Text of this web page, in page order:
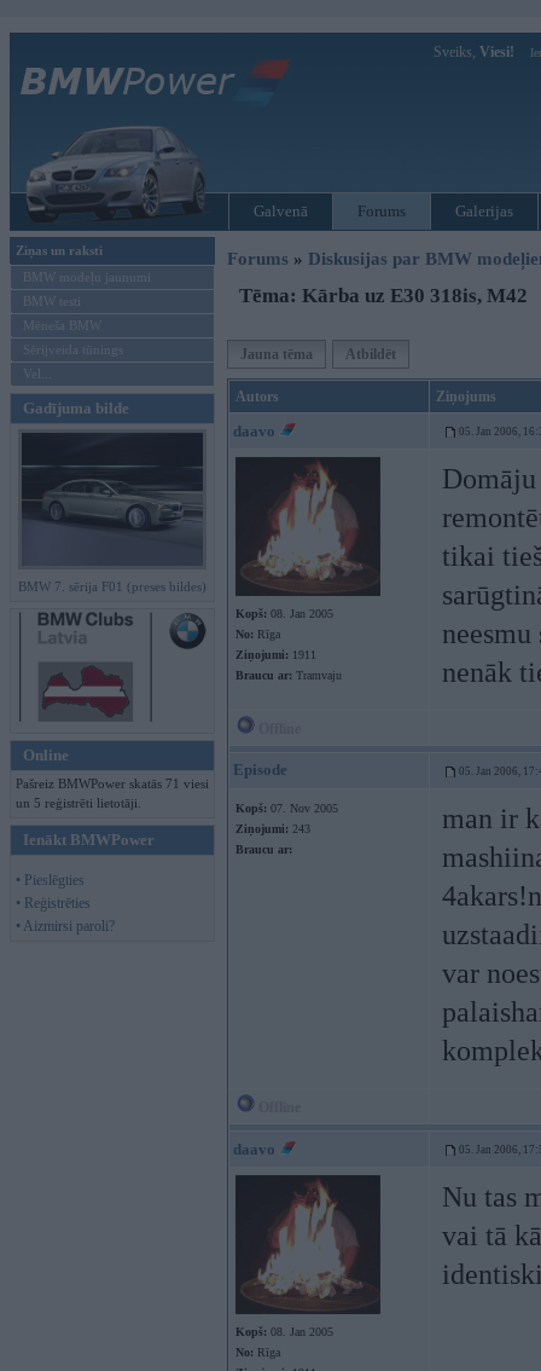
Sveiks, Viesi!
Galvenā Forums Galerijas
Ziņas un raksti
BMW modeļu jaunumi
BMW testi
Mēneša BMW
Sērijveida tūnings
Vel...
Gadījuma bilde
BMW 7. sērija F01 (preses bildes)
Online
Pašreiz BMWPower skatās 71 viesi
un 5 reģistrēti lietotāji.
Ienākt BMWPower
• Pieslēgties
• Reģistrēties
• Aizmirsi paroli?
Forums » Diskusijas par BMW
Tēma: Kārba uz E30 318is, M42
Jauna tēma Atbildēt
Autors Ziņojums
daavo 05. Jan 2006,
Kopš: 08. Jan 2005
No: Rīga
Ziņojumi: 1911
Braucu ar: Tramvaju
tikai
nenāk
Episode 05. Jan 2006,
Kopš: 07. Nov 2005
Ziņojumi: 243
Braucu ar:
man ir
var
daavo 05. Jan 2006,
Kopš: 08. Jan 2005
No: Rīga
Nu tas
vai tā